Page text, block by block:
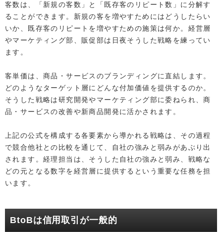
客数は、「新規の客数」と「既存客のリピート数」に分解す
ることができます。新規の客を増やすためにはどうしたらい
いか、既存客のリピートを増やすための施策は何か。経営層
やマーケティング部、販促部は日夜そうした戦略を練ってい
ます。
客単価は、商品・サービスのブランディングに直結します。
どのようなターゲット層にどんな付加価値を提供するのか。
そうした戦略は研究開発やマーケティング部に委ねられ、商
品・サービスの改善や新商品開発に活かされます。
上記の公式を構成する各要素から導かれる戦略は、その過程
で競合他社との比較を通じて、自社の強みと弱みがあぶり出
されます。経理担当は、そうした自社の強みと弱み、戦略な
どの元となる数字を経営層に提供するという重要な任務を担
います。
BtoBは信用取引が一般的